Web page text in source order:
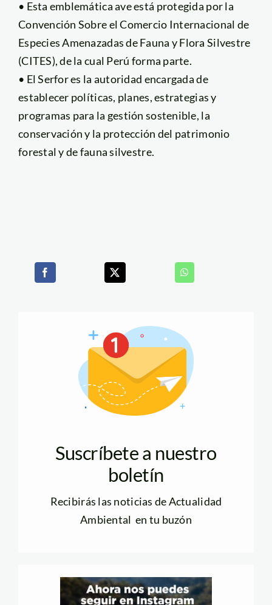
• Esta emblemática ave está protegida por la
Convención Sobre el Comercio Internacional de
Especies Amenazadas de Fauna y Flora Silvestre
(CITES), de la cual Perú forma parte.
• El Serfor es la autoridad encargada de
establecer políticas, planes, estrategias y
programas para la gestión sostenible, la
conservación y la protección del patrimonio
forestal y de fauna silvestre.
Suscríbete a nuestro
boletín
Recibirás las noticias de Actualidad
Ambiental en tu buzón